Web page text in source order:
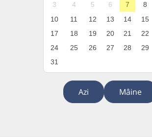
3
4 5 6 7 8
10
11 12 13 14 15
17
18 19 20 21 22
24
25 26 27 28 29
31
Azi Mâine